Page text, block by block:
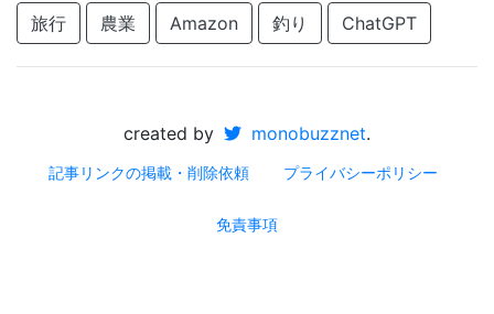
旅行 農業 Amazon 釣り ChatGPT
created by monobuzznet.
記事リンクの掲載・削除依頼 プライバシーポリシー
免責事項